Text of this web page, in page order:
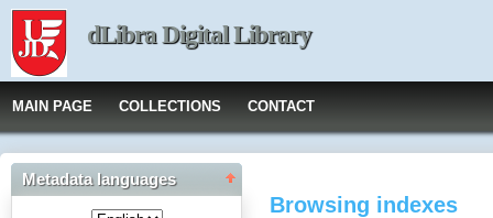
dLibra Digital Library
MAIN PAGE COLLECTIONS CONTACT
Metadata languages
Browsing indexes